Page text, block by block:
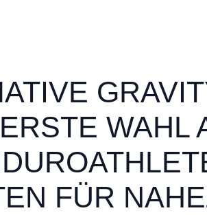
WAHL
FÜR